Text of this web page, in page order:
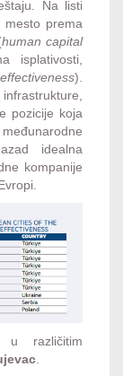
Na listi
prema
human capital
isplativosti,
).
pozicije koja
idealna
kompanije
u različitim
.